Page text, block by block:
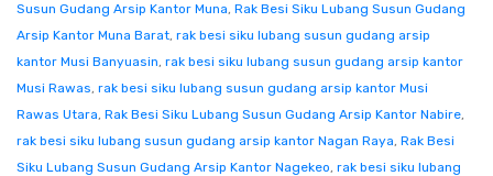
Susun Gudang Arsip Kantor Muna, Rak Besi Siku Lubang Susun Gudang
Arsip Kantor Muna Barat, rak besi siku lubang susun gudang arsip
kantor Musi Banyuasin, rak besi siku lubang susun gudang arsip kantor
Musi Rawas, rak besi siku lubang susun gudang arsip kantor Musi
Rawas Utara, Rak Besi Siku Lubang Susun Gudang Arsip Kantor Nabire,
rak besi siku lubang susun gudang arsip kantor Nagan Raya, Rak Besi
Siku Lubang Susun Gudang Arsip Kantor Nagekeo, rak besi siku lubang